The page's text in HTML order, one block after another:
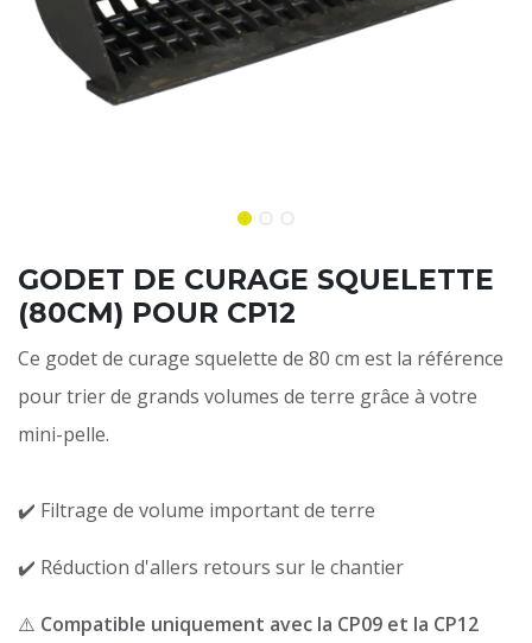
GODET DE CURAGE SQUELETTE
(80CM) POUR CP12
Ce godet de curage squelette de 80 cm est la référence
pour trier de grands volumes de terre grâce à votre
mini-pelle.
✔️ Filtrage de volume important de terre
✔️ Réduction d'allers retours sur le chantier
⚠️ Compatible uniquement avec la CP09 et la CP12